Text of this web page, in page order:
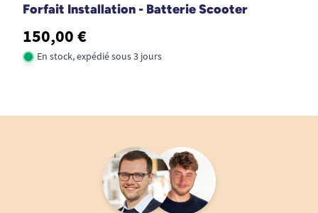
Forfait Installation - Batterie Scooter
150,00 €
En stock, expédié sous 3 jours